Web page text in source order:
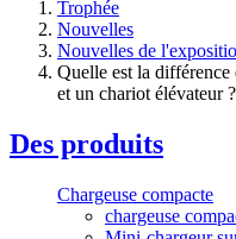
Trophée
Nouvelles
Nouvelles de
Quelle est la différence
et un chariot élévateur ?
Des produits
Chargeuse compacte
chargeuse